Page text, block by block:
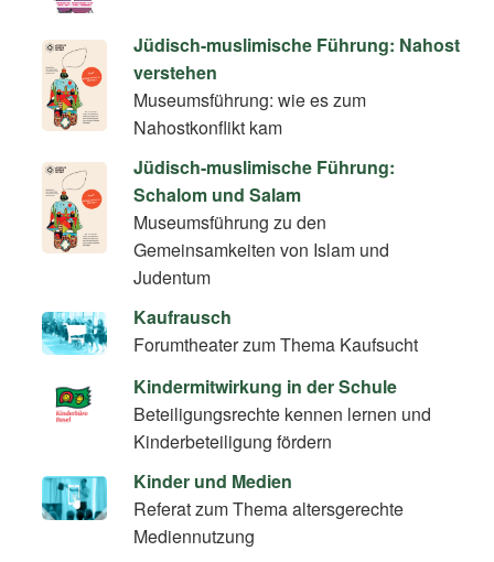
Jüdisch-muslimische Führung: Nahost
verstehen
Museumsführung: wie es zum
Nahostkonflikt kam
Jüdisch-muslimische Führung:
Schalom und Salam
Museumsführung zu den
Gemeinsamkeiten von Islam und
Judentum
Kaufrausch
Forumtheater zum Thema Kaufsucht
Kindermitwirkung in der Schule
Beteiligungsrechte kennen lernen und
Kinderbeteiligung fördern
Kinder und Medien
Referat zum Thema altersgerechte
Mediennutzung